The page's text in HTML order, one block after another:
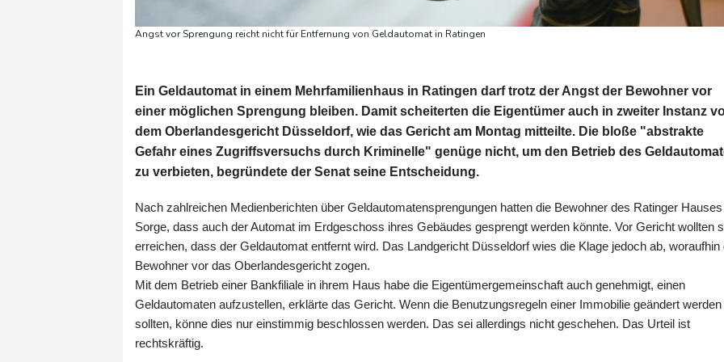
Angst vor Sprengung reicht nicht für Entfernung von Geldautomat in Ratingen
Ein Geldautomat in einem Mehrfamilienhaus in Ratingen darf trotz der Angst der Bewohner vor
einer möglichen Sprengung bleiben. Damit scheiterten die Eigentümer auch in zweiter Instanz
dem Oberlandesgericht Düsseldorf, wie das Gericht am Montag mitteilte. Die bloße "abstrakte
Gefahr eines Zugriffsversuchs durch Kriminelle" genüge nicht, um den Betrieb des
zu verbieten, begründete der Senat seine Entscheidung.
Nach zahlreichen Medienberichten über Geldautomatensprengungen hatten die Bewohner des Ratinger Hauses
Sorge, dass auch der Automat im Erdgeschoss ihres Gebäudes gesprengt werden könnte. Vor Gericht wollten
erreichen, dass der Geldautomat entfernt wird. Das Landgericht Düsseldorf wies die Klage jedoch ab, woraufhin
Bewohner vor das Oberlandesgericht zogen.
Mit dem Betrieb einer Bankfiliale in ihrem Haus habe die Eigentümergemeinschaft auch genehmigt, einen
Geldautomaten aufzustellen, erklärte das Gericht. Wenn die Benutzungsregeln einer Immobilie geändert werden
sollten, könne dies nur einstimmig beschlossen werden. Das sei allerdings nicht geschehen. Das Urteil ist
rechtskräftig.